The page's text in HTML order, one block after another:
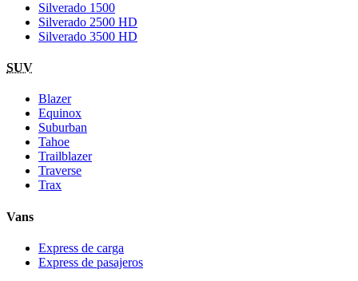
Silverado 1500
Silverado 2500 HD
Silverado 3500 HD
SUV
Blazer
Equinox
Suburban
Tahoe
Trailblazer
Traverse
Trax
Vans
Express de carga
Express de pasajeros